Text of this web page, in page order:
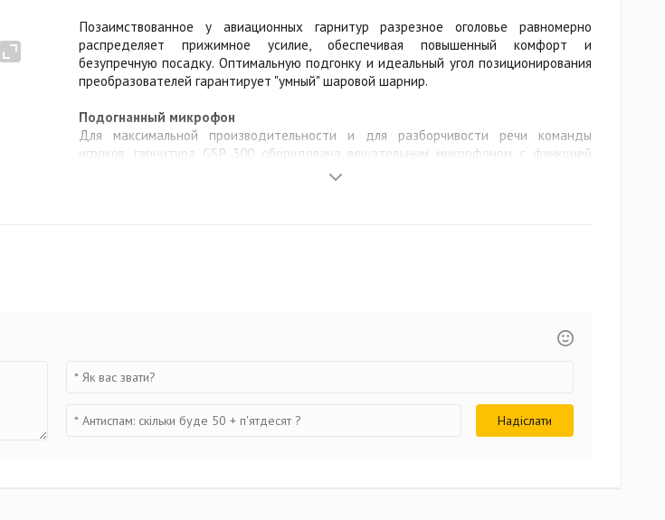
Позаимствованное у авиационных гарнитур разрезное оголовье равномерно
распределяет прижимное усилие, обеспечивая повышенный комфорт и
безупречную посадку. Оптимальную подгонку и идеальный угол позиционирования
преобразователей гарантирует "умный" шаровой шарнир.
Подогнанный микрофон
Для максимальной производительности и для разборчивости речи команды
игроков, гарнитура GSP 300 оборудована вещательным микрофоном с функцией
шумоподавления, а короткий микрофонный держатель минимизирует шум дыхания.
Гарнитура GSP 300
Инструкция